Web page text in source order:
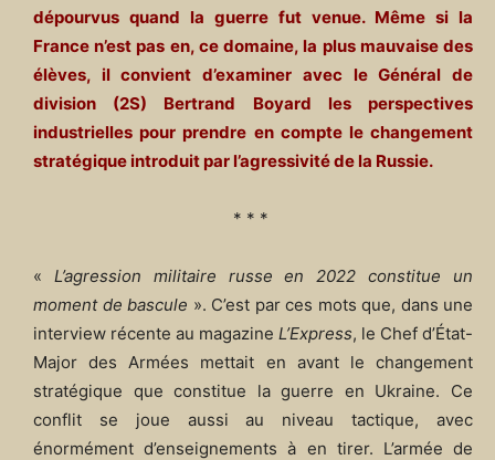
dépourvus quand la guerre fut venue. Même si la
France n’est pas en, ce domaine, la plus mauvaise des
élèves, il convient d’examiner avec le Général de
division (2S) Bertrand Boyard les perspectives
industrielles pour prendre en compte le changement
stratégique introduit par l’agressivité de la Russie.
* * *
« L’agression militaire russe en 2022 constitue un
moment de bascule ». C’est par ces mots que, dans une
interview récente au magazine L’Express, le Chef d’État-
Major des Armées mettait en avant le changement
stratégique que constitue la guerre en Ukraine. Ce
conflit se joue aussi au niveau tactique, avec
énormément d’enseignements à en tirer. L’armée de